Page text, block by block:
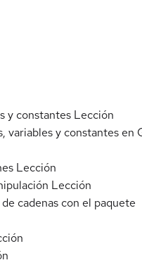
y constantes Lección
variables y constantes en
Lección
Lección
cadenas con el paquete